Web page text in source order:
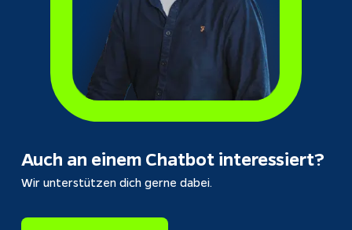
Auch an einem Chatbot interessiert?
Wir unterstützen dich gerne dabei.